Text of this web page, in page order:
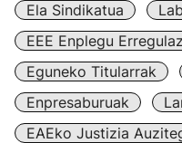
Ela Sindikatua
EEE Enplegu
Eguneko Titularrak
Enpresaburuak
EAEko Justizia